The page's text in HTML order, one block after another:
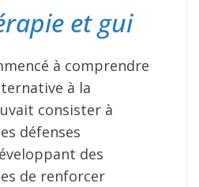
et gui
à comprendre
à la
consister à
défenses
des
de renforcer